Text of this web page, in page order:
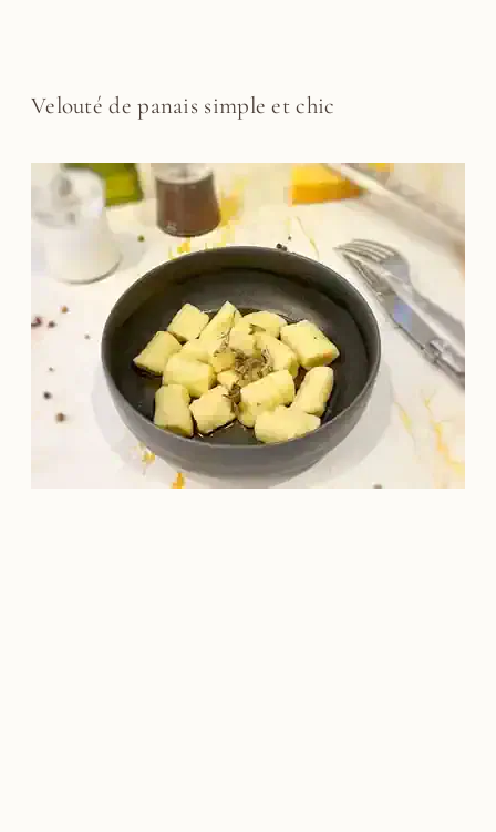
Velouté de panais simple et chic